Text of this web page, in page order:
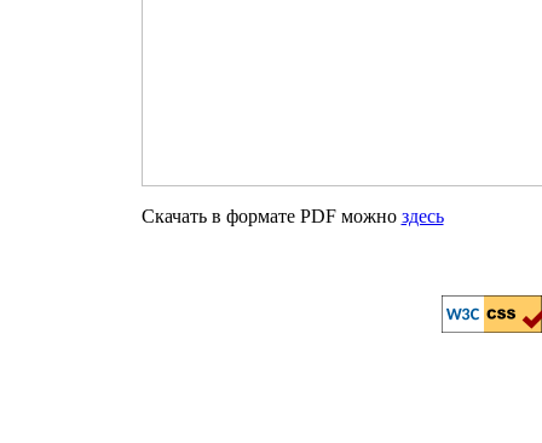
Скачать в формате PDF можно здесь